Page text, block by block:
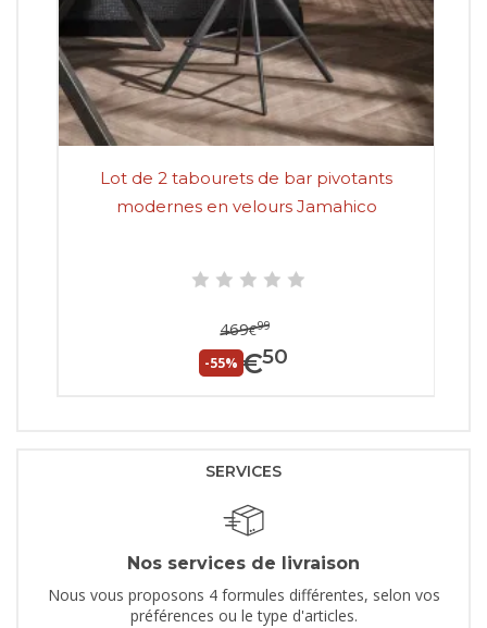
Lot de 2 tabourets de bar pivotants
modernes en velours Jamahico
-55%
469€99
211€50
SERVICES
Nos services de livraison
Nous vous proposons 4 formules différentes, selon vos
préférences ou le type d'articles.